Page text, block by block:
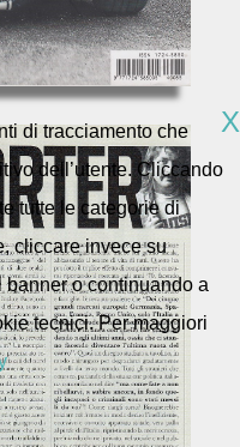
X
di tracciamento che
dell’utente. Cliccando
tutte le categorie di
cliccare invece su
banner o continuando a
tecnici. Per maggiori